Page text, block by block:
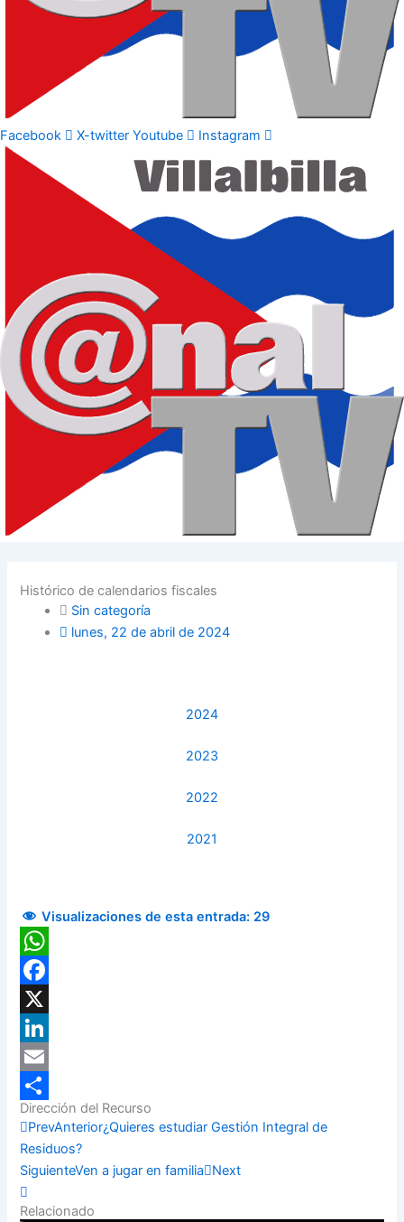
Facebook X-twitter Youtube Instagram
Histórico de calendarios fiscales
Sin categoría
lunes, 22 de abril de 2024
2024
2023
2022
2021
Visualizaciones de esta entrada: 29
WhatsApp
Facebook
X
LinkedIn
Email
Compartir
Dirección del Recurso
PrevAnterior¿Quieres estudiar Gestión Integral de
Residuos?
SiguienteVen a jugar en familia Next
Relacionado